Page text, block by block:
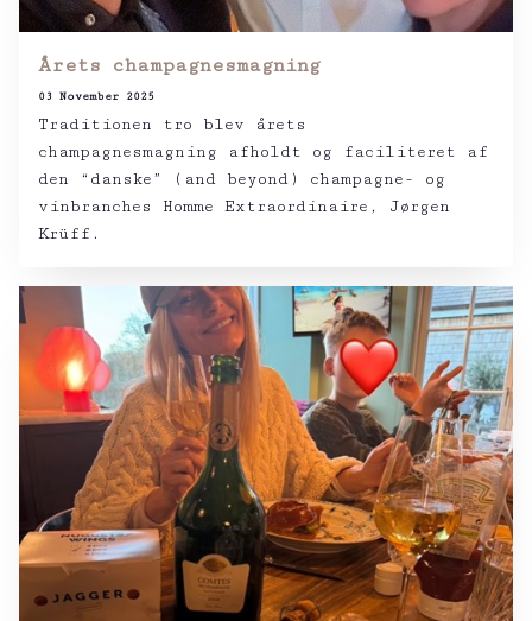
Årets champagnesmagning
03 November 2025
Traditionen tro blev årets
champagnesmagning afholdt og faciliteret af
den “danske” (and beyond) champagne- og
vinbranches Homme Extraordinaire, Jørgen
Krüff.